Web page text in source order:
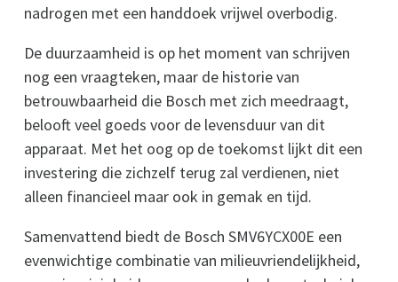
nadrogen met een handdoek vrijwel overbodig.
De duurzaamheid is op het moment van schrijven
nog een vraagteken, maar de historie van
betrouwbaarheid die Bosch met zich meedraagt,
belooft veel goeds voor de levensduur van dit
apparaat. Met het oog op de toekomst lijkt dit een
investering die zichzelf terug zal verdienen, niet
alleen financieel maar ook in gemak en tijd.
Samenvattend biedt de Bosch SMV6YCX00E een
evenwichtige combinatie van milieuvriendelijkheid,